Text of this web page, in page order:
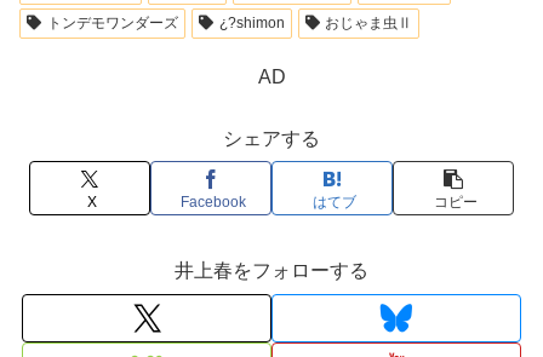
トンデモワンダーズ
¿?shimon おじゃま虫Ⅱ
AD
シェアする
X Facebook はてブ コピー
井上春をフォローする